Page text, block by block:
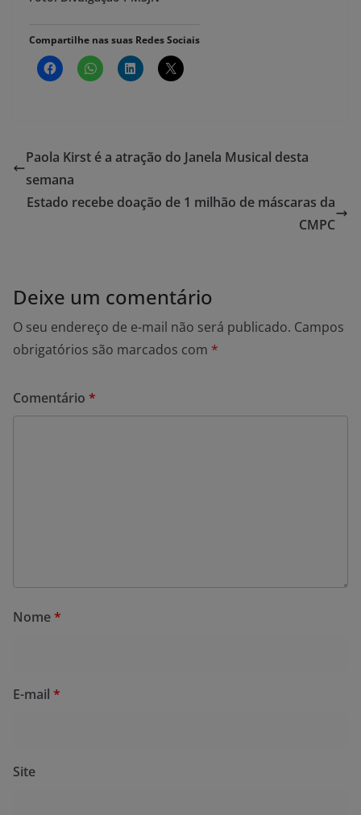
Compartilhe nas suas Redes Sociais
Paola Kirst é a atração do Janela Musical desta
semana
Estado recebe doação de 1 milhão de máscaras da
CMPC
Deixe um comentário
O seu endereço de e-mail não será publicado. Campos
obrigatórios são marcados com *
Comentário *
Nome*
E-mail *
Site